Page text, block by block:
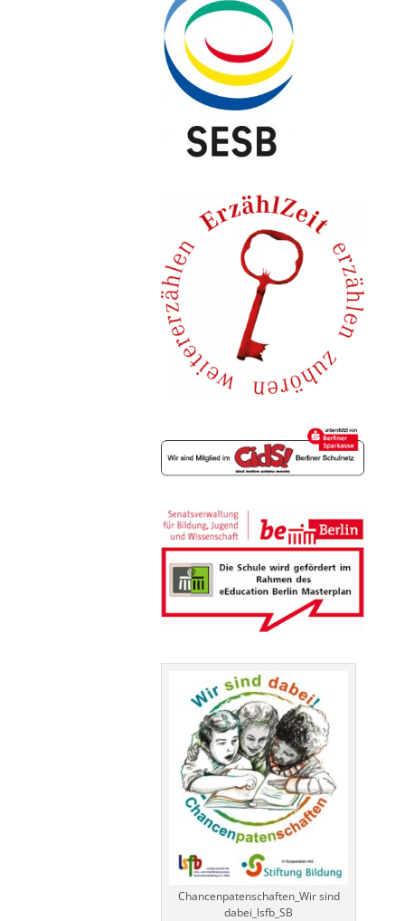
Chancenpatenschaften_Wir sind
dabei_lsfb_SB